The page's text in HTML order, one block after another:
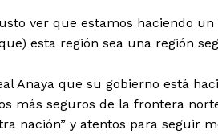
ver que estamos haciendo
esta región sea una región
Anaya que su gobierno está
más seguros de la frontera
nación” y atentos para seguir